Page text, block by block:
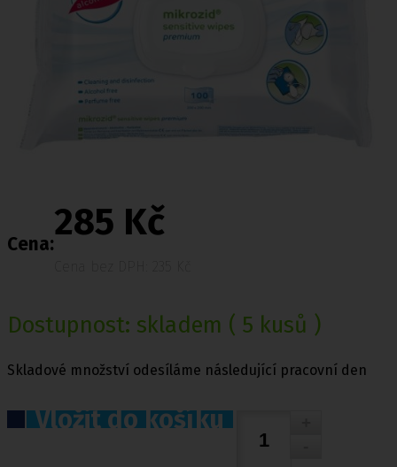
Cena:
285 Kč
Dostupnost: skladem ( 5 kusů )
Skladové množství odesíláme následující pracovní den
Vložit do košíku